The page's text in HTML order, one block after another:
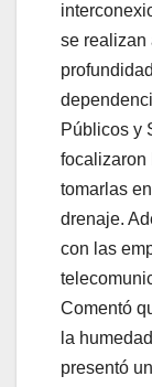
se realizan
Públicos y
focalizaron
tomarlas
drenaje.
con las
Comentó
la
presentó